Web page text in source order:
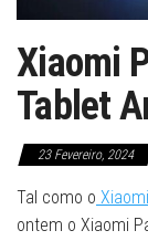
Xiaomi
Tablet
23 Fevereiro, 2024
Tal como o
ontem o Xiaomi